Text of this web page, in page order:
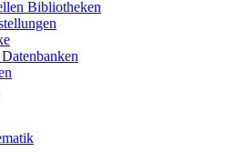
Bibliotheken